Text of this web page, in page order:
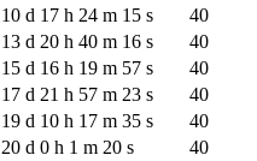
10 d 17 h 24 m 15 s
40
13 d 20 h 40 m 16 s
40
15 d 16 h 19 m 57 s
40
17 d 21 h 57 m 23 s
40
19 d 10 h 17 m 35 s
40
20 d 0 h 1 m 20 s
40